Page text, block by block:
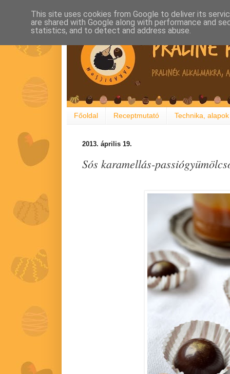
Főoldal Receptmutató Technika, alapok
2013. április 19.
Sós karamellás-
This site uses cookies from Google to deliver its
are shared with Google along with performance and
statistics, and to detect and address abuse.